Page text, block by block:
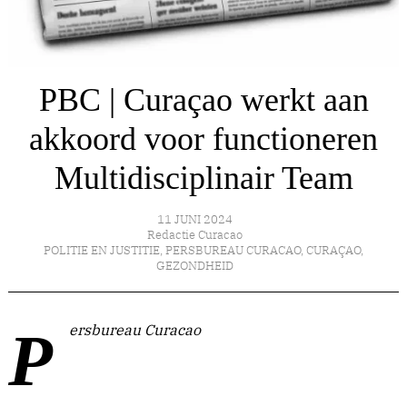
PBC | Curaçao werkt aan
akkoord voor functioneren
Multidisciplinair Team
11 JUNI 2024
Redactie Curacao
POLITIE EN JUSTITIE, PERSBUREAU CURACAO, CURAÇAO,
GEZONDHEID
Persbureau Curacao